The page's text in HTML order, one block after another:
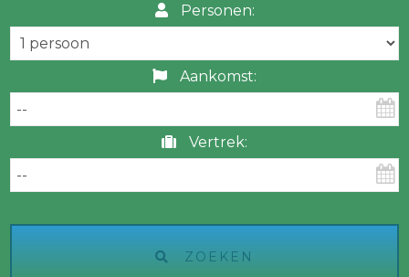
Personen:
Aankomst:
Vertrek:
ZOEKEN